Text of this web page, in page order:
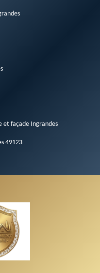
et façade Ingrandes
49123